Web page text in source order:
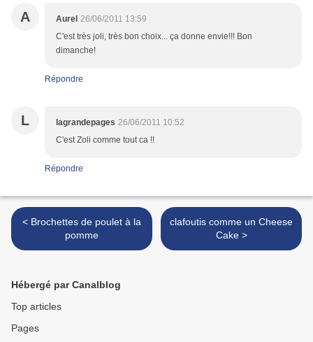
A Aurel 26/06/2011 13:59
C'est très joli, très bon choix... ça donne envie!!! Bon
dimanche!
Répondre
L lagrandepages 26/06/2011 10:52
C'est Zoli comme tout ca !!
Répondre
< Brochettes de poulet à la
pomme
clafoutis comme un Cheese
Cake >
Hébergé par Canalblog
Top articles
Pages